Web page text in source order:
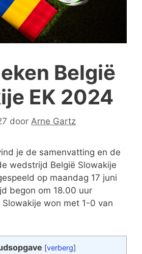
België
EK 2024
door Arne Gartz
je de samenvatting en de
wedstrijd België Slowakije
op maandag 17 juni
begon om 18.00 uur
won met 1-0 van
[verberg]